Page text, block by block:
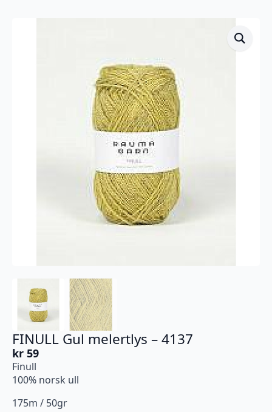
FINULL Gul melertlys – 4137
kr 59
Finull
100% norsk ull
175m / 50gr